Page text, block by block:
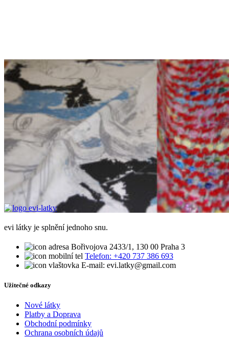
evi látky je splnění jednoho snu.
Bořivojova 2433/1, 130 00 Praha 3
Telefon: +420 737 386 693
E-mail: evi.latky@gmail.com
Užitečné odkazy
Nové látky
Platby a Doprava
Obchodní podmínky
Ochrana osobních údajů